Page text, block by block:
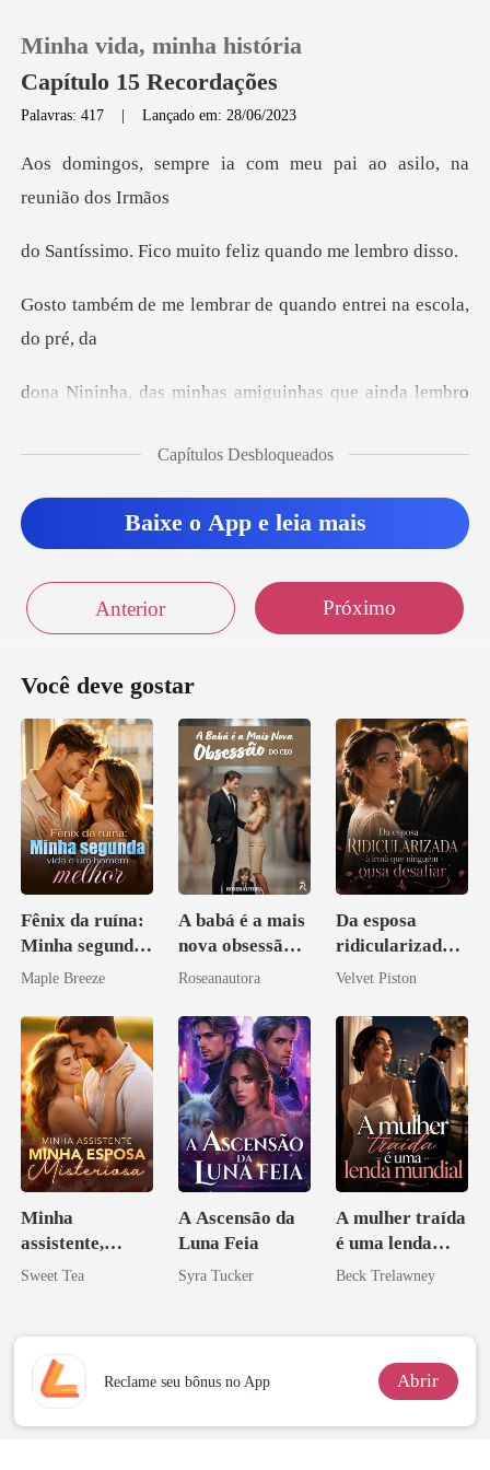
0
Sair
Minha vida, minha história
Capítulo 15 Recordações
Palavras: 417 |Lançado em: 28/06/2023
a com meu pai ao asilo
o muito feliz quan
brar de quando entrei
as amiguinhas que aind
essalto a ida na
Capítulos Desbloqueados
Baixe o App e leia mais
Anterior Próximo
Você deve gostar
Fênix da ruína:
Minha segunda
vida e um
Maple Breeze
A babá é a mais
nova obsessão
do CEO
Roseanautora
Da esposa
ridicularizada à
irmã que
desafiar
Velvet Piston
Minha
assistente,
minha esposa
Sweet Tea
A Ascensão da
Luna Feia
Syra Tucker
A mulher traída
é uma lenda
mundial
Beck Trelawney
Reclame seu bônus no App Abrir